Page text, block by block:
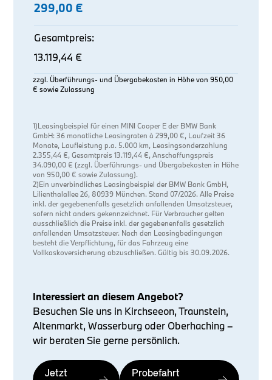
299,00 €
Gesamtpreis:
13.119,44 €
zzgl. Überführungs- und Übergabekosten in Höhe von 950,00
€ sowie Zulassung
1)Leasingbeispiel für einen MINI Cooper E der BMW Bank
GmbH: 36 monatliche Leasingraten à 299,00 €, Laufzeit 36
Monate, Laufleistung p.a. 5.000 km, Leasingsonderzahlung
2.355,44 €, Gesamtpreis 13.119,44 €, Anschaffungspreis
34.090,00 € (zzgl. Überführungs- und Übergabekosten in Höhe
von 950,00 € sowie Zulassung).
2)Ein unverbindliches Leasingbeispiel der BMW Bank GmbH,
Lilienthalallee 26, 80939 München. Stand 07/2026. Alle Preise
inkl. der gegebenenfalls gesetzlich anfallenden Umsatzsteuer,
sofern nicht anders gekennzeichnet. Für Verbraucher gelten
ausschließlich die Preise inkl. der gegebenenfalls gesetzlich
anfallenden Umsatzsteuer. Nach den Leasingbedingungen
besteht die Verpflichtung, für das Fahrzeug eine
Vollkaskoversicherung abzuschließen. Gültig bis 30.09.2026.
Interessiert an diesem Angebot?
Besuchen Sie uns in Kirchseeon, Traunstein,
Altenmarkt, Wasserburg oder Oberhaching –
wir beraten Sie gerne persönlich.
Jetzt
Probefahrt